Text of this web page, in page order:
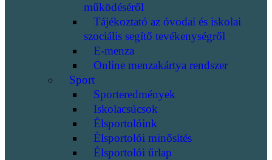
működéséről
Tájékoztató az óvodai és iskolai
szociális segítő tevékenységről
E-menza
Online menzakártya rendszer
Sport
Sporteredmények
Iskolacsúcsok
Élsportolóink
Élsportolói minősítés
Élsportolói űrlap